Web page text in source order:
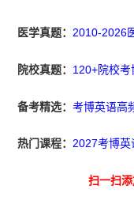
医学真题： 2010-2026
院校真题： 120+院校
备考精选：考博英语高
热门课程：2027考博英
扫一扫